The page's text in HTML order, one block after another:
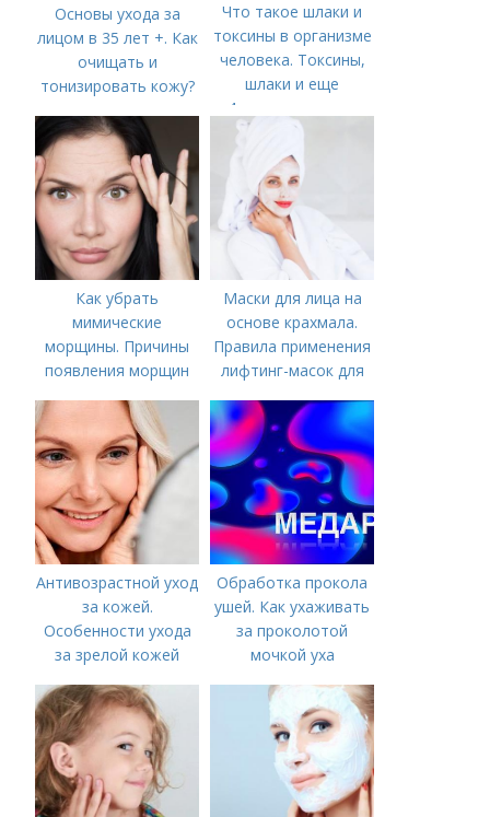
Основы ухода за
лицом в 35 лет +. Как
очищать и
тонизировать кожу?
Что такое шлаки и
токсины в организме
человека. Токсины,
шлаки и еще
4 «загрязнителя»
организма, которых
на самом деле нет
Как убрать
мимические
морщины. Причины
появления морщин
Маски для лица на
основе крахмала.
Правила применения
лифтинг-масок для
Антивозрастной уход
за кожей.
Особенности ухода
за зрелой кожей
Обработка прокола
ушей. Как ухаживать
за проколотой
мочкой уха